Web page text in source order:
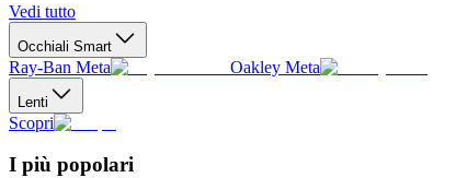
Vedi tutto
Occhiali Smart
Ray-Ban Meta Oakley Meta
Lenti
Scopri
I più popolari